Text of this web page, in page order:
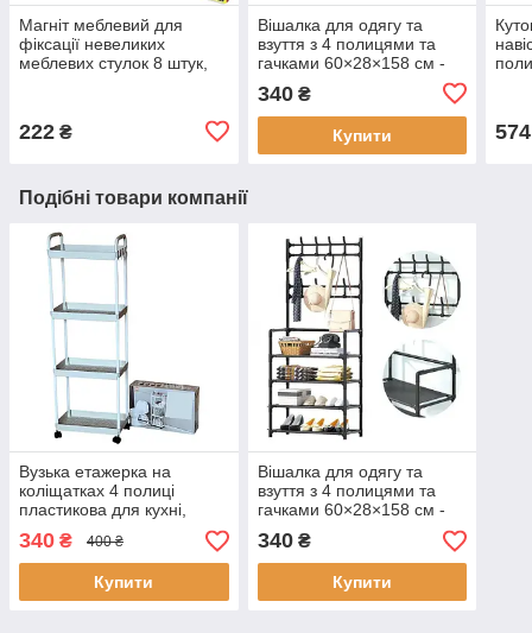
Магніт меблевий для
фіксації невеликих
меблевих стулок 8 штук,
222 ₴
Вішалка для одягу та
взуття з 4 полицями та
гачками 60×28×158 см -
simple floor
340₴
Купити 574
Подібні товари компанії
Вузька етажерка на
коліщатках 4 полиці
пластикова для кухні,
ванної та дому, збірна
32.5×21.5×97 см, Біла
340 ₴ 400 ₴
Купити
Вішалка для одягу та
взуття з 4 полицями та
гачками 60×28×158 см -
підлогова стійка NEW
simple floor
340₴
Купити